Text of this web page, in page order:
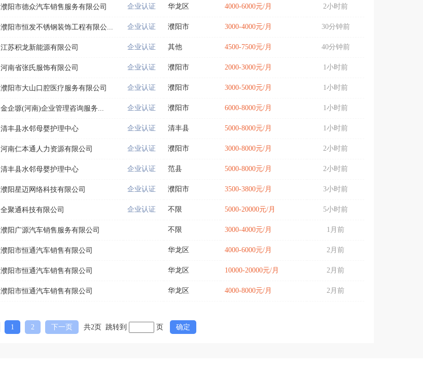
濮阳市德众汽车销售服务有限公司 企业认证 华龙区 4000-6000元/月 2小时前
濮阳市恒发不锈钢装饰工程有限公... 企业认证 濮阳市 3000-4000元/月 30分钟前
江苏积龙新能源有限公司 企业认证 其他 4500-7500元/月 40分钟前
河南省张氏服饰有限公司 企业认证 濮阳市 2000-3000元/月 1小时前
濮阳市大山口腔医疗服务有限公司 企业认证 濮阳市 3000-5000元/月 1小时前
金企塬(河南)企业管理咨询服务... 企业认证 濮阳市 6000-8000元/月 1小时前
清丰县水邻母婴护理中心 企业认证 清丰县 5000-8000元/月 1小时前
河南仁本通人力资源有限公司 企业认证 濮阳市 3000-8000元/月 2小时前
清丰县水邻母婴护理中心 企业认证 范县 5000-8000元/月 2小时前
濮阳星迈网络科技有限公司 企业认证 濮阳市 3500-3800元/月 3小时前
全聚通科技有限公司 企业认证 不限 5000-20000元/月 5小时前
濮阳广源汽车销售服务有限公司 不限 3000-4000元/月 1月前
濮阳市恒通汽车销售有限公司 华龙区 4000-6000元/月 2月前
濮阳市恒通汽车销售有限公司 华龙区 10000-20000元/月 2月前
濮阳市恒通汽车销售有限公司 华龙区 4000-8000元/月 2月前
1 2 下一页 共2页 跳转到 页 确定